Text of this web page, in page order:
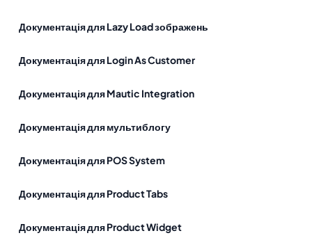
Документація для Lazy Load зображень
Документація для Login As Customer
Документація для Mautic Integration
Документація для мультиблогу
Документація для POS System
Документація для Product Tabs
Документація для Product Widget